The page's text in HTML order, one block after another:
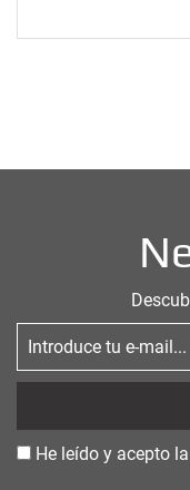
He leído y acepto la